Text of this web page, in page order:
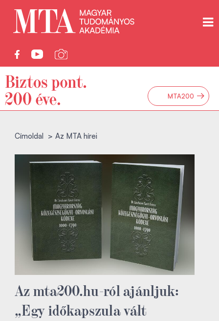
MTA200 →
Címoldal Az MTA hírei
Az mta200.hu-ról ajánljuk:
„Egy időkapszula vált